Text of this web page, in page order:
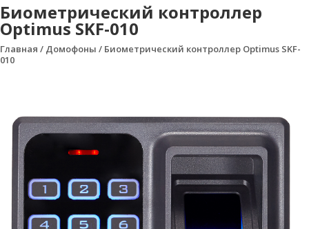
Биометрический контроллер
Optimus SKF-010
Главная / Домофоны / Биометрический контроллер Optimus SKF-
010